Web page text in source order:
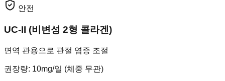
안전
UC-II (비변성 2형 콜라겐)
면역 관용으로 관절 염증 조절
권장량: 10mg/일 (체중 무관)